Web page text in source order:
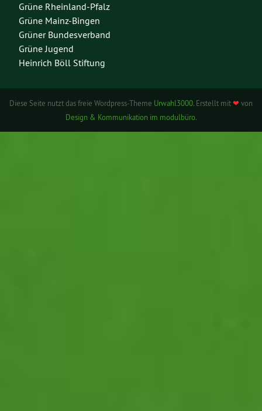
Grüne Rheinland-Pfalz
Grüne Mainz-Bingen
Grüner Bundesverband
Grüne Jugend
Heinrich Böll Stiftung
Diese Seite nutzt das freie Wordpress-Theme Urwahl3000. Erstellt mit❤ von
Design & Kommunikation im modulbüro.